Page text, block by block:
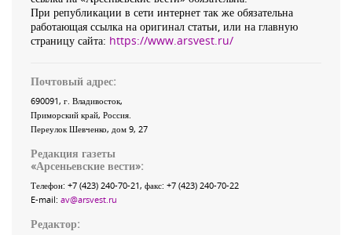
При републикации в сети интернет так же обязательна
работающая ссылка на оригинал статьи, или на главную
страницу сайта: https://www.arsvest.ru/
Почтовый адрес:
690091, г. Владивосток,
Приморский край, Россия
Переулок Шевченко, дом 9, 27
Редакция газеты
«Арсеньевские вести»:
Телефон: +7 (423) 240-70-21, факс: +7 (423) 240-70-22
E-mail: av@arsvest.ru
Редактор: